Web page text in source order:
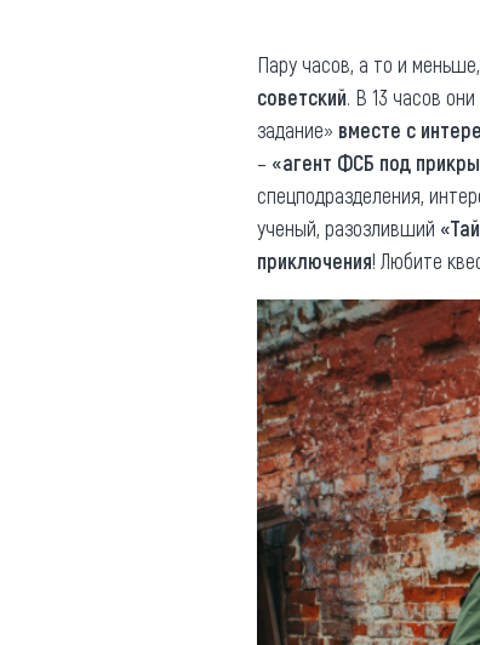
Пару часов, а то и
советский. В 13 часов
задание» вместе с
– «агент ФСБ под
спецподразделения,
ученый, разозливший
приключения! Любите